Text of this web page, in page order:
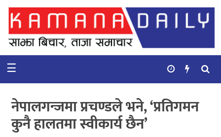
गृहपृष्ठ
समाचार
कुटनिती
कुराकानी
☰
नेपालगन्जमा प्रचण्डले भने, ‘प्रतिगमन
कुनै हालतमा स्वीकार्य छैन’